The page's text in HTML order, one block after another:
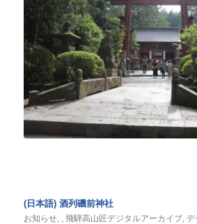
(日本語) 酒列磯前神社
お知らせ, 飛騨高山匠デジタルアーカイブ, デ